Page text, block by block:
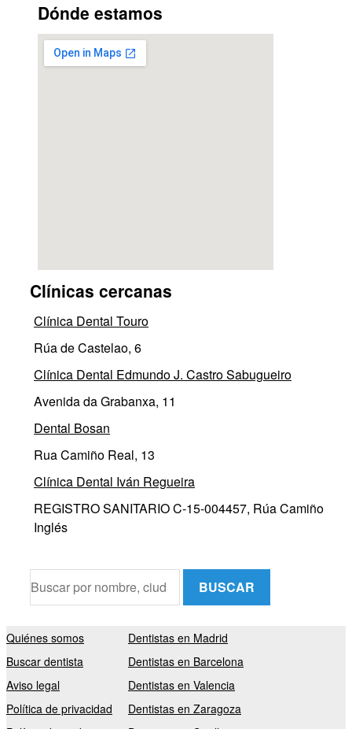
Dónde estamos
Clínicas cercanas
Clínica Dental Touro
Rúa de Castelao, 6
Clínica Dental Edmundo J. Castro Sabugueiro
Avenida da Grabanxa, 11
Dental Bosan
Rua Camiño Real, 13
Clínica Dental Iván Regueira
REGISTRO SANITARIO C-15-004457, Rúa Camiño
Inglés
BUSCAR
Quiénes somos
Buscar dentista
Aviso legal
Política de privacidad
Dentistas en Madrid
Dentistas en Barcelona
Dentistas en Valencia
Dentistas en Zaragoza